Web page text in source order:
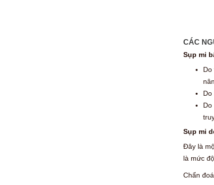
CÁC
Sụp mi
Sụp mi
Đây là
là mức
Chẩn